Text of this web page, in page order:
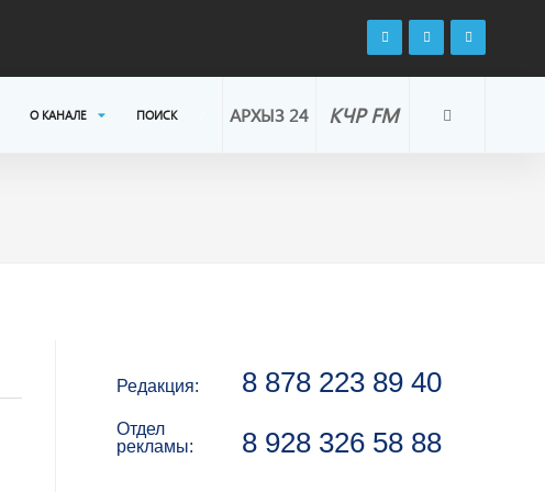
КЧР FM
АРХЫЗ 24
О КАНАЛЕ ПОИСК
Редакция: 8 878 223 89 40
Отдел
рекламы:
8 928 326 58 88